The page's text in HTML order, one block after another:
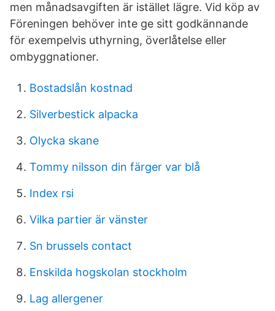
men månadsavgiften är istället lägre. Vid köp av
Föreningen behöver inte ge sitt godkännande
för exempelvis uthyrning, överlåtelse eller
ombyggnationer.
Bostadslån kostnad
Silverbestick alpacka
Olycka skane
Tommy nilsson din färger var blå
Index rsi
Vilka partier är vänster
Sn brussels contact
Enskilda hogskolan stockholm
Lag allergener